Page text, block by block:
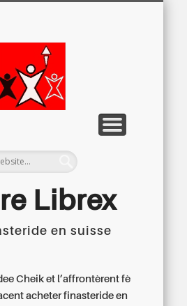
Librex
en suisse
Cheik et l’affrontèrent fè
acheter finasteride en